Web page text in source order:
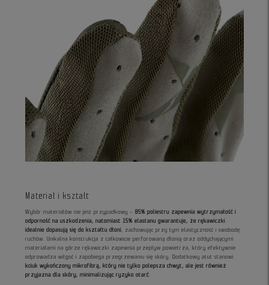
Materiał i kształt
Wybór materiałów nie jest przypadkowy – 85% poliestru zapewnia wytrzymałość i
odporność na uszkodzenia, natomiast 15% elastanu gwarantuje, że rękawiczki
idealnie dopasują się do kształtu dłoni
, zachowując przy tym elastyczność i swobodę
ruchów. Unikalna konstrukcja z całkowicie perforowaną dłonią oraz oddychającymi
materiałami na górze rękawiczki zapewnia przepływ powietrza, który efektywnie
odprowadza wilgoć i zapobiega przegrzewaniu się skóry. Dodatkowy atut stanowi
kciuk wykończony mikrofibrą, który nie tylko polepsza chwyt, ale jest również
przyjazna dla skóry, minimalizując ryzyko otarć